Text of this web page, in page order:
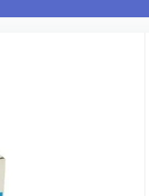
Generico (Tadalafil)
Generico (Vardenafil)